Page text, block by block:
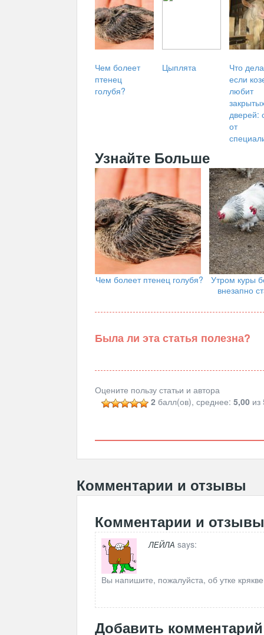
Чем болеет
птенец
голубя?
Цыплята
Что
если
любит
дверей:
от
Узнайте Больше
Чем болеет птенец голубя?
Утром куры
внезапно
Была ли эта статья полезна?
Оцените пользу статьи и автора
2 балл(ов), среднее:5,00 из
Комментарии и отзывы
Комментарии и отзывы
ЛЕЙЛА says:
Вы напишите, пожалуйста, об утке
Добавить комментарий